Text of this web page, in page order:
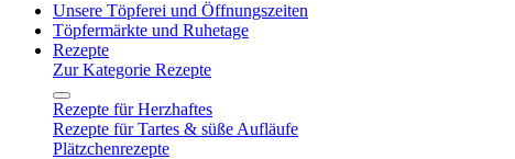
Unsere Töpferei und Öffnungszeiten
Töpfermärkte und Ruhetage
Rezepte
Zur Kategorie Rezepte
Rezepte für Herzhaftes
Rezepte für Tartes & süße Aufläufe
Plätzchenrezepte